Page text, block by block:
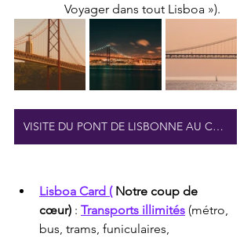
Voyager dans tout Lisboa »).
VISITE DU PONT DE LISBONNE AU COUCHER DU SOLEIL
Lisboa Card ( Notre coup de
cœur) : Transports illimités (métro,
bus, trams, funiculaires,